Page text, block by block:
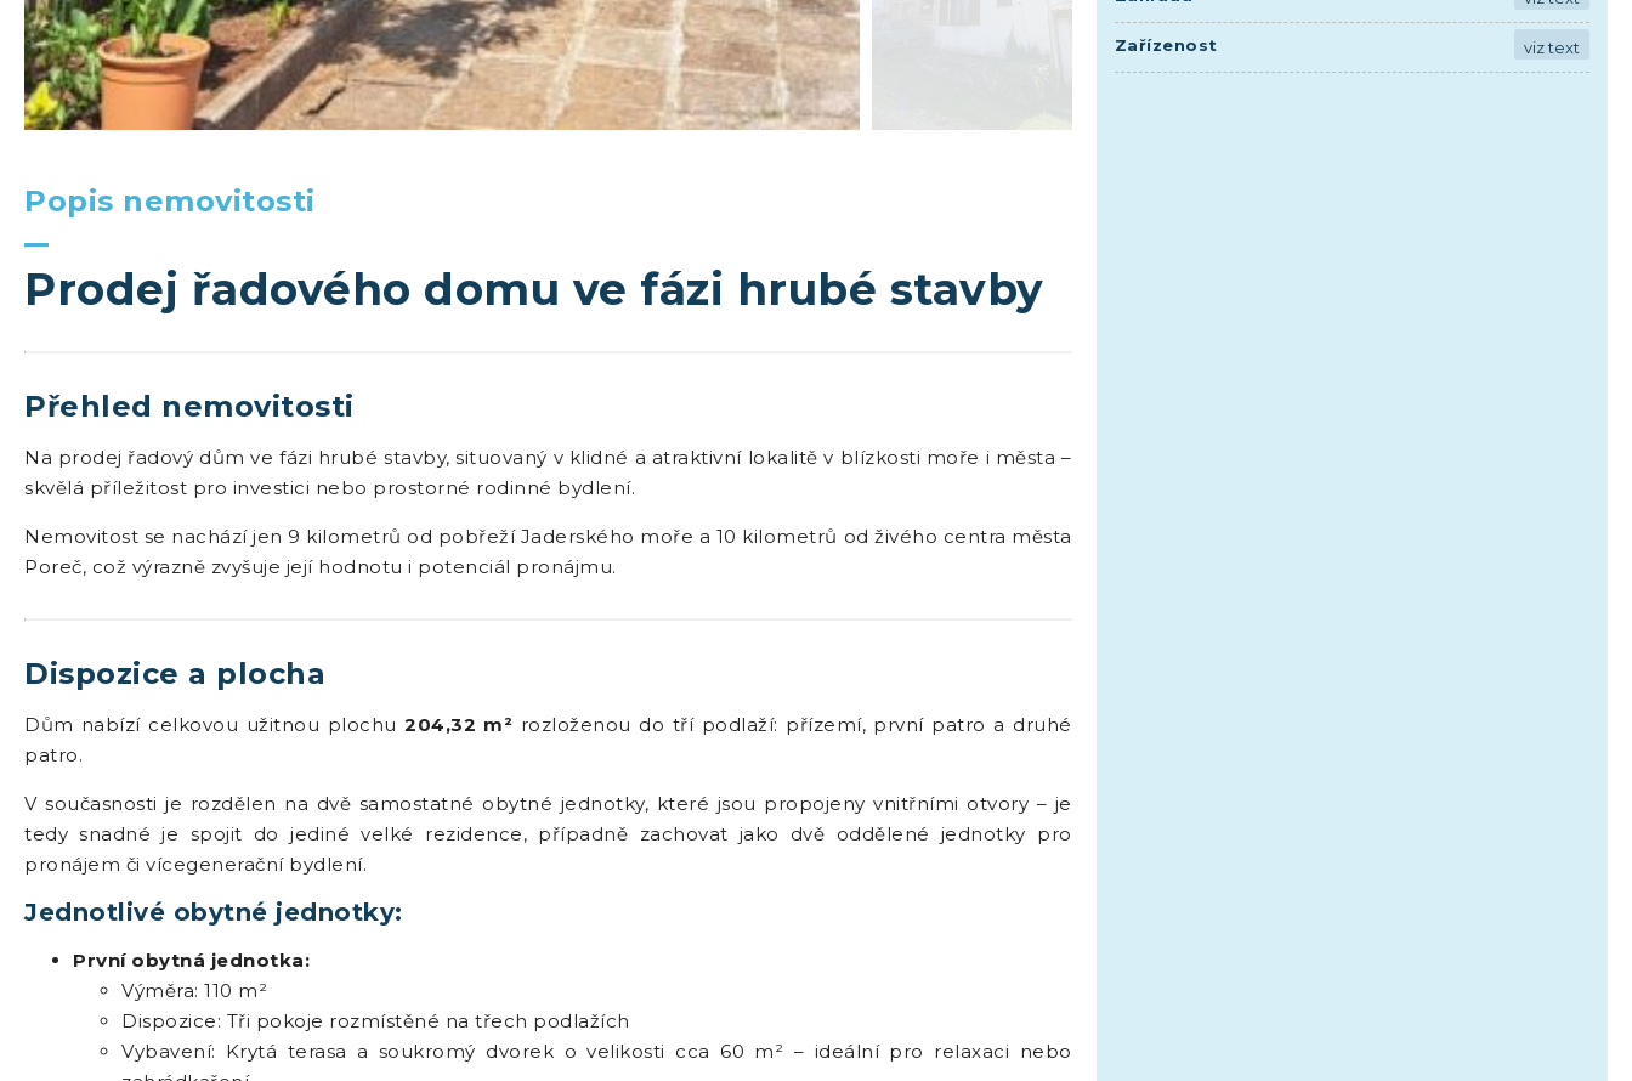
Popis nemovitosti
Prodej řadového domu ve fázi hrubé stavby
Přehled nemovitosti
Na prodej řadový dům ve fázi hrubé stavby, situovaný v klidné a atraktivní lokalitě v blízkosti moře i města –
skvělá příležitost pro investici nebo prostorné rodinné bydlení.
Nemovitost se nachází jen 9 kilometrů od pobřeží Jaderského moře a 10 kilometrů od živého centra města
Poreč, což výrazně zvyšuje její hodnotu i potenciál pronájmu.
Dispozice a plocha
Dům nabízí celkovou užitnou plochu204,32 m² rozloženou do tří podlaží: přízemí, první patro a druhé
patro.
V současnosti je rozdělen na dvě samostatné obytné jednotky, které jsou propojeny vnitřními otvory – je
tedy snadné je spojit do jediné velké rezidence, případně zachovat jako dvě oddělené jednotky pro
pronájem či vícegenerační bydlení.
Jednotlivé obytné jednotky:
První obytná jednotka:
Výměra: 110 m²
Dispozice: Tři pokoje rozmístěné na třech podlažích
Vybavení: Krytá terasa a soukromý dvorek o velikosti cca 60 m² – ideální pro relaxaci nebo
Zařízenost viz text